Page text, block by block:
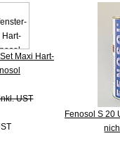
Maxi Hart-
UST
Fenosol S 20